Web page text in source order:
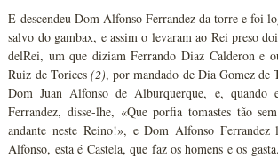
E descendeu Dom Alfonso Ferrandez da torre e foi
salvo do gambax, e assim o levaram ao Rei preso
delRei, um que diziam Ferrando Diaz Calderon e
Ruiz de Torices (2), por mandado de Dia Gomez de
Dom Juan Alfonso de Alburquerque, e,
Ferrandez, disse-lhe, «Que porfia tomastes tão
andante neste Reino!», e Dom Alfonso Ferrandez
Alfonso, esta é Castela, que faz os homens e os